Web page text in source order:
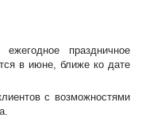
праздничное
в июне, ближе ко дате
с возможностями